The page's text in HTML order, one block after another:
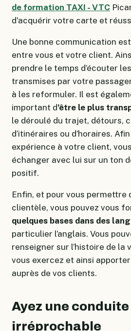
de formation TAXI - VTC
d'acquérir votre carte et
Une bonne communication
entre vous et votre client.
prendre le temps d’écouter
transmises par votre
à les reformuler. Il est
important d’être le plus
le déroulé du trajet, détours,
d’itinéraires ou d’horaires.
expérience à votre client,
échanger avec lui sur un ton
positif.
Enfin, et pour vous permettre
clientèle, vous pouvez vous
quelques bases dans des
particulier l’anglais. Vous
renseigner sur l’histoire de la
vous exercez et ainsi
auprès de vos clients.
Ayez une conduite
irréprochable